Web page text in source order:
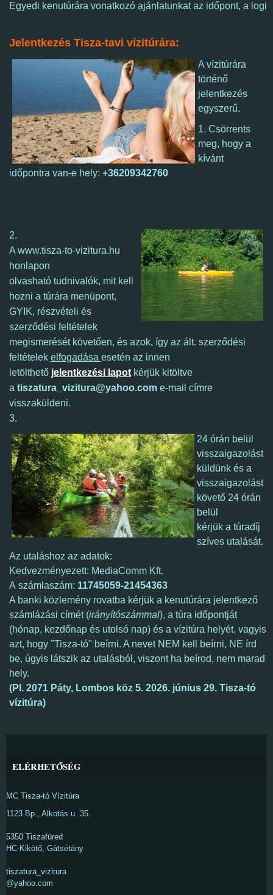
Egyedi kenutúrára vonatkozó ajánlatunkat az időpont, a
Jelentkezés Tisza-tavi vízitúrára:
A vízitúrára
történő
jelentkezés
egyszerű.
1. Csörrents
meg, hogy a
kívánt
időpontra van-e hely: +36209342760
2.
A www.tisza-to-vizitura.hu
honlapon
olvasható tudnivalók, mit kell
hozni a túrára menüpont,
GYIK, részvételi és
szerződési feltételek
megismerését követően, és azok, így az ált. szerződési
feltételek elfogadása esetén az innen
letölthető jelentkezési lapot kérjük kitöltve
a tiszatura_vizitura@yahoo.com e-mail címre
visszaküldeni.
3.
24 órán belül
visszaigazolást
küldünk és a
visszaigazolást
követő 24 órán
belül
kérjük a túradíj
szíves utalását.
Az utaláshoz az adatok:
Kedvezményezett: MediaComm Kft.
A számlaszám: 11745059-21454363
A banki közlemény rovatba kérjük a kenutúrára jelentkező
számlázási címét (irányítószámmal), a túra időpontját
(hónap, kezdőnap és utolsó nap) és a vízitúra helyét, vagyis
azt, hogy "Tisza-tó" beírni. A nevet NEM kell beírni, NE írd
be, úgyis látszik az utalásból, viszont ha beírod, nem marad
hely.
(Pl. 2071 Páty, Lombos köz 5. 2026. június 29. Tisza-tó
vízitúra)
ELÉRHETŐSÉG
MC Tisza-tó Vízitúra
1123 Bp., Alkotás u. 35.
5350 Tiszafüred
HC-Kikötő, Gátsétány
tiszatura_vizitura
@yahoo.com